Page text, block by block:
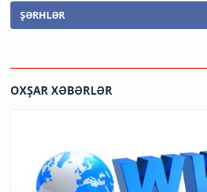
ŞƏRHLƏR
OXŞAR XƏBƏRLƏR